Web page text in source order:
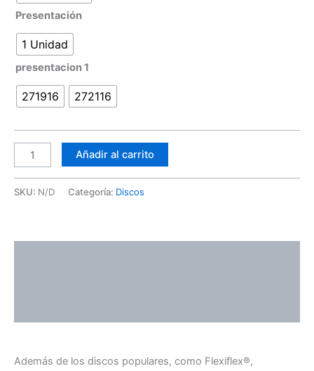
Presentación
1 Unidad
presentacion 1
271916 272116
Añadir al carrito
SKU: N/D Categoría: Discos
Además de los discos populares, como Flexiflex®,